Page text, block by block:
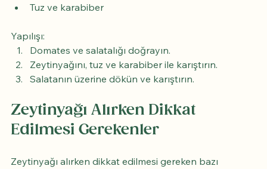
Tuz ve karabiber
Yapılışı:
Domates ve salatalığı doğrayın.
Zeytinyağını, tuz ve karabiber ile karıştırın.
Salatanın üzerine dökün ve karıştırın.
Zeytinyağı Alırken Dikkat
Edilmesi Gerekenler
Zeytinyağı alırken dikkat edilmesi gereken bazı